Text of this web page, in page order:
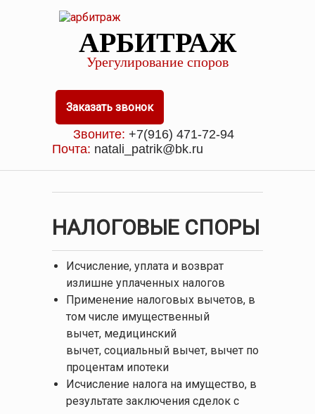
АРБИТРАЖ
Урегулирование споров
Заказать звонок
Звоните: +7(916) 471-72-94
Почта: natali_patrik@bk.ru
НАЛОГОВЫЕ СПОРЫ
Исчисление, уплата и возврат
излишне уплаченных налогов
Применение налоговых вычетов, в
том числе имущественный
вычет, медицинский
вычет, социальный вычет, вычет по
процентам ипотеки
Исчисление налога на имущество, в
результате заключения сделок с